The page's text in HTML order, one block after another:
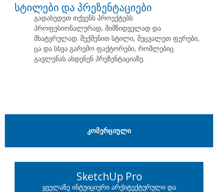
სტილები და პრეზენტაციები
გადახედეთ თქვენს პროექტებს
პროფესიონალურად, მიმზიდველად და
მხატვრულად. შექმენით სტილი, შეცვალეთ ფერები,
ცა და სხვა გარემო ფაქტორები, რომლებიც
გავლენას ახდენენ პრეზენტაციაზე.
ᲙᲝᲛᲔᲠᲪᲘᲣᲚᲘ
SketchUp Pro
ყველაზე ინტუიციური არქიტექტურული და